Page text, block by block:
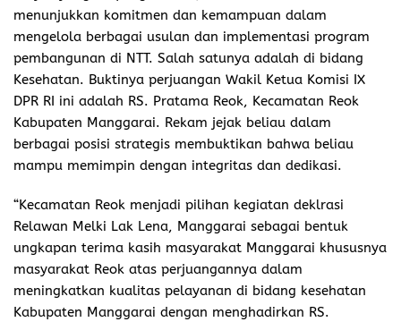
menunjukkan komitmen dan kemampuan dalam
mengelola berbagai usulan dan implementasi program
pembangunan di NTT. Salah satunya adalah di bidang
Kesehatan. Buktinya perjuangan Wakil Ketua Komisi IX
DPR RI ini adalah RS. Pratama Reok, Kecamatan Reok
Kabupaten Manggarai. Rekam jejak beliau dalam
berbagai posisi strategis membuktikan bahwa beliau
mampu memimpin dengan integritas dan dedikasi.
“Kecamatan Reok menjadi pilihan kegiatan deklrasi
Relawan Melki Lak Lena, Manggarai sebagai bentuk
ungkapan terima kasih masyarakat Manggarai khususnya
masyarakat Reok atas perjuangannya dalam
meningkatkan kualitas pelayanan di bidang kesehatan
Kabupaten Manggarai dengan menghadirkan RS.